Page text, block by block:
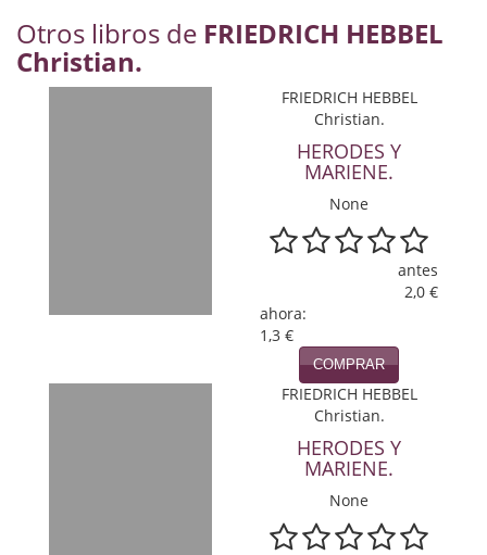
Novela negra
Novela romántica
Poesía
Otros libros de FRIEDRICH HEBBEL
Christian.
FRIEDRICH HEBBEL
Christian.
HERODES Y
MARIENE.
None
antes
2,0 €
ahora:
1,3 €
COMPRAR
FRIEDRICH HEBBEL
Christian.
HERODES Y
MARIENE.
None